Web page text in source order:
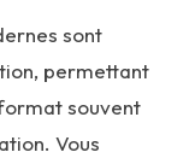
sont
permettant
souvent
Vous